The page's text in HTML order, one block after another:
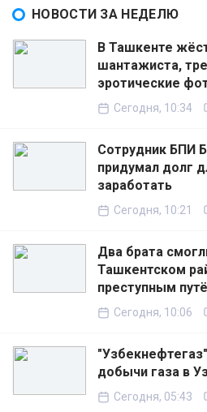
НОВОСТИ ЗА НЕДЕЛЮ
В Ташкенте
шантажиста,
эротические
Сегодня, 10:34
Сотрудник БПИ
придумал долг
заработать
Сегодня, 10:21
Два брата
Ташкентском
преступным
Сегодня, 10:06
добычи газа в
Сегодня, 05:43